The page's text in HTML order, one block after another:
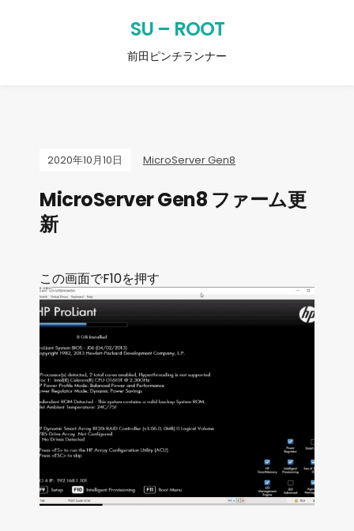
SU – ROOT
前田ピンチランナー
2020年10月10日 MicroServer Gen8
MicroServer Gen8 ファーム更
新
この画面でF10を押す